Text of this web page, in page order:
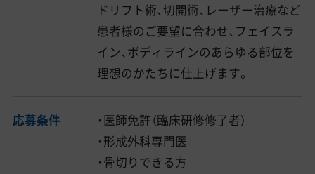
ドリフト術、切開術、レーザー治療など
患者様のご要望に合わせ、フェイスラ
イン、ボディラインのあらゆる部位を
理想のかたちに仕上げます。
応募条件
・医師免許（臨床研修修了者）
・形成外科専門医
・骨切りできる方